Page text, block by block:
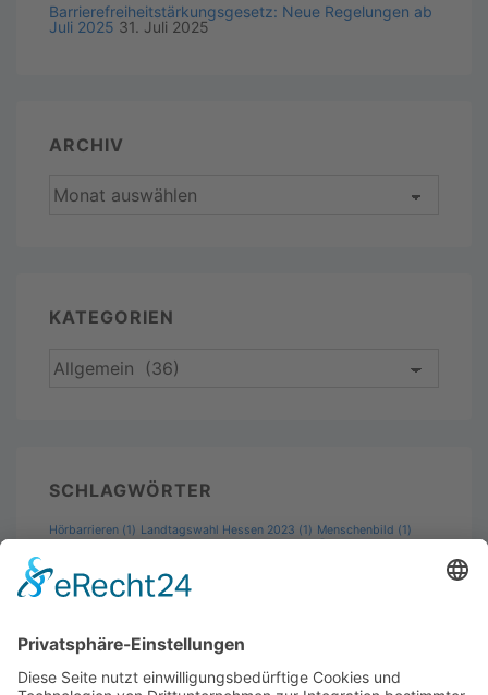
Barrierefreiheitstärkungsgesetz: Neue Regelungen ab
Juli 2025 31. Juli 2025
ARCHIV
KATEGORIEN
SCHLAGWÖRTER
Hörbarrieren (1) Landtagswahl Hessen 2023 (1) Menschenbild (1)
Wahlprüfsteine
(2)